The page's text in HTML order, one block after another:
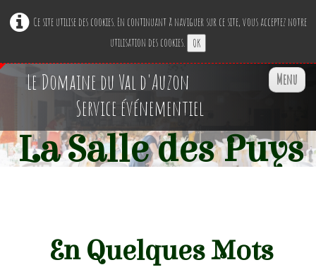
Ce site utilise des cookies. En continuant à naviguer sur ce site, vous acceptez notre
utilisation des cookies. OK
Le Domaine du Val d'Auzon
Service événementiel
Menu
Accueil
La Salle des Puys
En Quelques Mots